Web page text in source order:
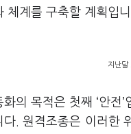
체계를 구축할 계획입
지난달
화의 목적은 첫째 ‘안전
다. 원격조종은 이러한